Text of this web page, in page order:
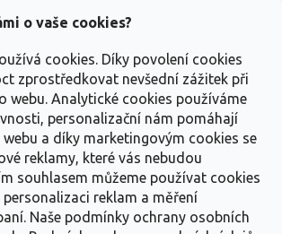
o vaše cookies?
cookies. Díky povolení cookies
zprostředkovat nevšední zážitek při
webu. Analytické cookies používáme
personalizační nám pomáhají
a díky marketingovým cookies se
reklamy, které vás nebudou
souhlasem můžeme používat cookies
reklam a měření
Naše podmínky ochrany osobních